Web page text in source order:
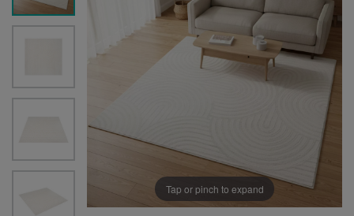
Tap or pinch to expand